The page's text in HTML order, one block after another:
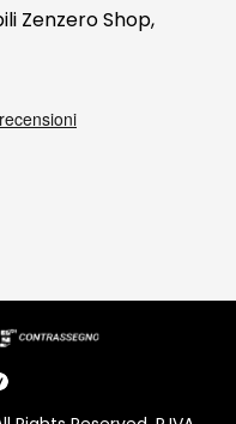
Zenzero Shop,